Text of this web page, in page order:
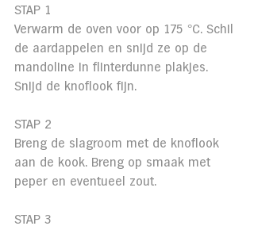
STAP 1
Verwarm de oven voor op 175 °C. Schil
de aardappelen en snijd ze op de
mandoline in flinterdunne plakjes.
Snijd de knoflook fijn.
STAP 2
Breng de slagroom met de knoflook
aan de kook. Breng op smaak met
peper en eventueel zout.
STAP 3